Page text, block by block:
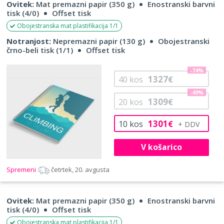
Ovitek: Mat premazni papir (350 g)
Enostranski barvni
tisk (4/0)
Offset tisk
Obojestranska mat plastifikacija 1/1
Notranjost: Nepremazni papir (130 g)
Obojestranski
črno-beli tisk (1/1)
Offset tisk
10 kos 1301€
20 kos 1309€
-49%
40 kos 1327€
-74%
V košarico
Spremeni četrtek, 20. avgusta
Ovitek: Mat premazni papir (350 g)
Enostranski barvni
tisk (4/0)
Offset tisk